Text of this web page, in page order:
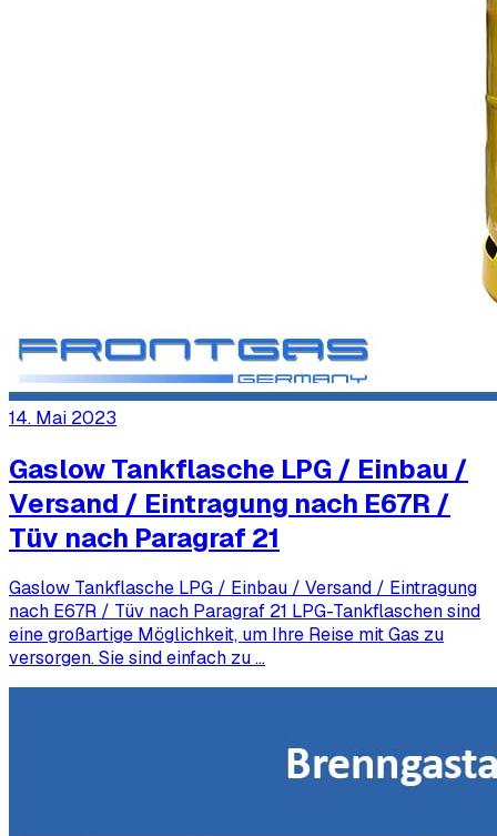
14. Mai 2023
Gaslow Tankflasche LPG / Einbau /
Versand / Eintragung nach E67R /
Tüv nach Paragraf 21
Gaslow Tankflasche LPG / Einbau / Versand / Eintragung
nach E67R / Tüv nach Paragraf 21 LPG-Tankflaschen sind
eine großartige Möglichkeit, um Ihre Reise mit Gas zu
versorgen. Sie sind einfach zu …